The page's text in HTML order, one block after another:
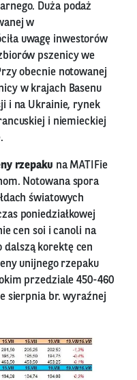
Duża podaż
w
uwagę inwestorów
pszenicy we
obecnie notowanej
w krajach Basenu
i na Ukrainie, rynek
i niemieckiej
rzepaku na MATIFie
Notowana spora
światowych
poniedziałkowej
cen soi i canoli na
dalszą korektę cen
unijnego rzepaku
przedziale 450-460
sierpnia br. wyraźnej